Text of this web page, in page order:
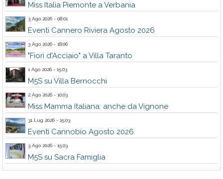
Miss Italia Piemonte a Verbania
3 Ago 2026 - 08:01
Eventi Cannero Riviera Agosto 2026
3 Ago 2026 - 18:06
"Fiori d'Acciaio" a Villa Taranto
1 Ago 2026 - 15:03
M5S su Villa Bernocchi
2 Ago 2026 - 10:03
Miss Mamma Italiana: anche da Vignone
31 Lug 2026 - 15:03
Eventi Cannobio Agosto 2026
3 Ago 2026 - 15:03
M5S su Sacra Famiglia